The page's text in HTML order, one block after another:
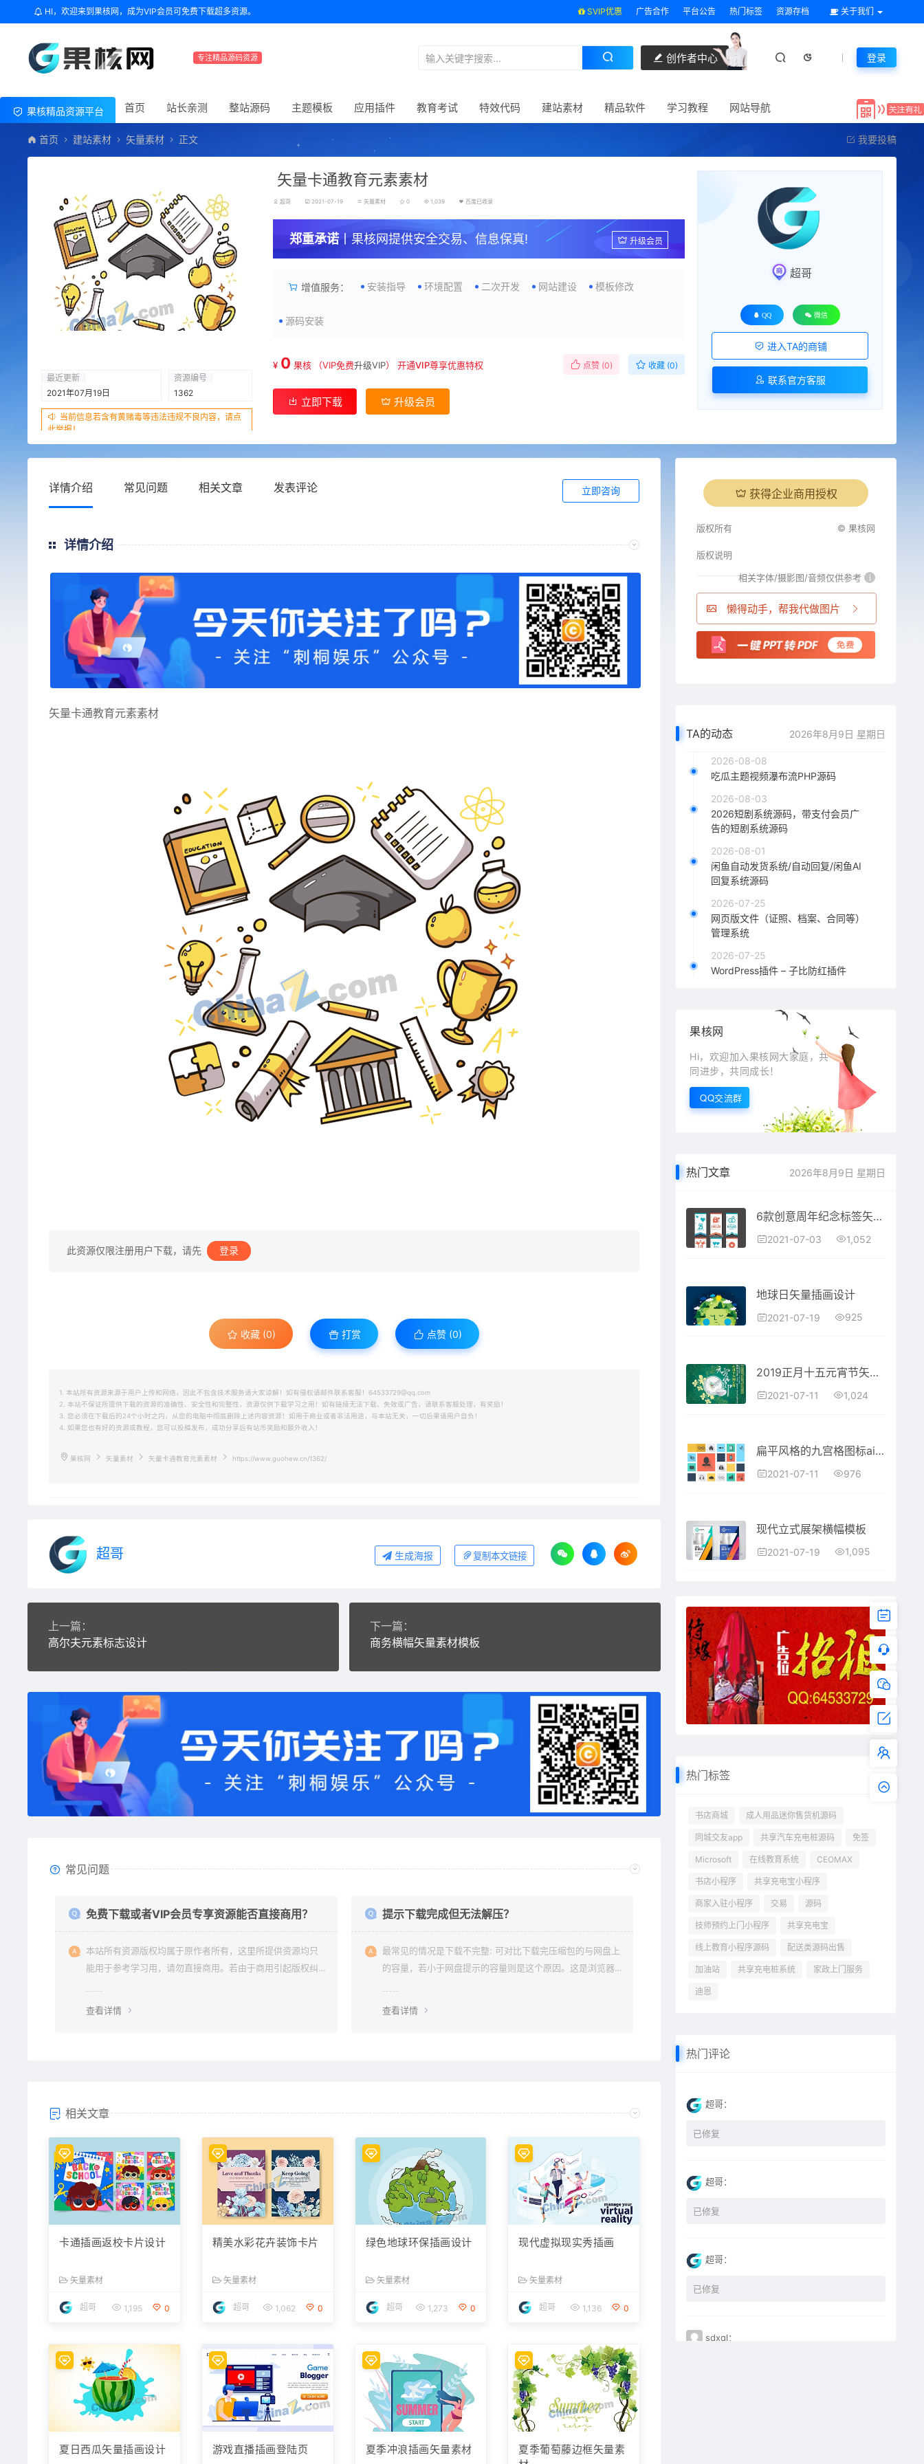
HI，欢迎来到果核网，成为VIP会员可免费下载超多资源。 SVIP优惠 广告合作 平台公告 热门标签 资源存档 关于我们
专注精品源码资源 创作者中心 登录
果核精品资源平台 首页 站长亲测 整站源码 主题模板 应用插件 教育考试 特效代码 建站素材 精品软件 学习教程 网站导航
首页 建站素材 矢量素材 正文 我要投稿
最近更新
2021年07月19日
资源编号
1362
当前信息若含有黄赌毒等违法违规不良内容，请点
此举报！
矢量卡通教育元素素材
超哥 2021-07-19 矢量素材 0 1,039 百度已收录
郑重承诺丨果核网提供安全交易、信息保真! 升级会员
增值服务： 安装指导 环境配置 二次开发 网站建设 模板修改
源码安装
¥ 0 果核 （VIP免费升级VIP）开通VIP尊享优惠特权 点赞 (0) 收藏 (0)
立即下载 升级会员
超哥
QQ 微信
进入TA的商铺
联系官方客服
详情介绍 常见问题 相关文章 发表评论 立即咨询
详情介绍
矢量卡通教育元素素材
此资源仅限注册用户下载，请先 登录
收藏 (0) 打赏 点赞 (0)
1. 本站所有资源来源于用户上传和网络，因此不包含技术服务请大家谅解！如有侵权请邮件联系客服！64533729@qq.com
2. 本站不保证所提供下载的资源的准确性、安全性和完整性，资源仅供下载学习之用！如有链接无法下载、失效或广告，请联系客服处理，有奖励！
3. 您必须在下载后的24个小时之内，从您的电脑中彻底删除上述内容资源！如用于商业或者非法用途，与本站无关，一切后果请用户自负！
4. 如果您也有好的资源或教程，您可以投稿发布，成功分享后有站币奖励和额外收入！
果核网 矢量素材 矢量卡通教育元素素材 https://www.guohew.cn/1362/
超哥 生成海报 复制本文链接
上一篇：
高尔夫元素标志设计
下一篇：
商务横幅矢量素材模板
常见问题
免费下载或者VIP会员专享资源能否直接商用？
本站所有资源版权均属于原作者所有，这里所提供资源均只
能用于参考学习用，请勿直接商用。若由于商用引起版权纠
查看详情
提示下载完成但无法解压？
最常见的情况是下载不完整: 可对比下载完压缩包的与网盘上
的容量，若小于网盘提示的容量则是这个原因。这是浏览器
查看详情
相关文章
卡通插画返校卡片设计
矢量素材
超哥 1,195 0
精美水彩花卉装饰卡片
矢量素材
超哥 1,062 0
绿色地球环保插画设计
矢量素材
超哥 1,273 0
现代虚拟现实秀插画
矢量素材
超哥 1,136 0
夏日西瓜矢量插画设计 游戏直播插画登陆页 夏季冲浪插画矢量素材
夏季葡萄藤边框矢量素
获得企业商用授权
版权所有 © 果核网
版权说明
相关字体/摄影图/音频仅供参考 i
懒得动手，帮我代做图片
TA的动态 2026年8月9日 星期日
2026-08-08
吃瓜主题视频瀑布流PHP源码
2026-08-03
2026短剧系统源码，带支付会员广
告的短剧系统源码
2026-08-01
闲鱼自动发货系统/自动回复/闲鱼AI
回复系统源码
2026-07-25
网页版文件（证照、档案、合同等）
管理系统
2026-07-25
WordPress插件 – 子比防红插件
果核网
Hi，欢迎加入果核网大家庭，共
同进步，共同成长！
QQ交流群
热门文章 2026年8月9日 星期日
6款创意周年纪念标签矢量图
2021-07-03 1,052
地球日矢量插画设计
2021-07-19 925
2019正月十五元宵节矢量素材
2021-07-11 1,024
扁平风格的九宫格图标ai矢量图
2021-07-11 976
现代立式展架横幅模板
2021-07-19 1,095
热门标签
书店商城 成人用品迷你售货机源码
同城交友app 共享汽车充电桩源码 免签
Microsoft 在线教育系统 CEOMAX
书店小程序 共享充电宝小程序
商家入驻小程序 交易 源码
技师预约上门小程序 共享充电宝
线上教育小程序源码 配送类源码出售
加油站 共享充电桩系统 家政上门服务
迪恩
热门评论
超哥：
已修复
超哥：
已修复
超哥：
已修复
sdxql：